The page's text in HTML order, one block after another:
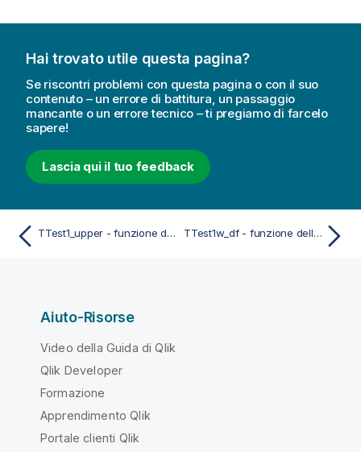
Hai trovato utile questa pagina?
Se riscontri problemi con questa pagina o con il suo
contenuto – un errore di battitura, un passaggio
mancante o un errore tecnico – ti pregiamo di farcelo
sapere!
Lascia qui il tuo feedback
TTest1_upper - funzione dello script e del grafico TTest1w_df - funzione dello script e del grafico
Aiuto-Risorse
Video della Guida di Qlik
Qlik Developer
Formazione
Apprendimento Qlik
Portale clienti Qlik